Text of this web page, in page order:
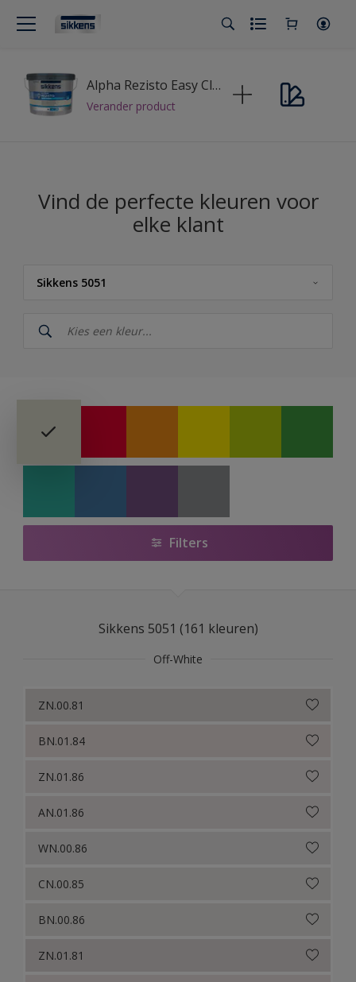
Alpha Rezisto Easy Clean
Verander product
Vind de perfecte kleuren voor
elke klant
Sikkens 5051
Sikkens
Sikkens Alpha 501 Exterior
Sikkens Colour Futures 2024
Sikkens Colour Futures 2023
Sikkens Colour Futures 2022
Sikkens Colour Futures 2021
Colour Futures 2020
Filters
Sikkens 5051 (161 kleuren)
Off-White
ZN.00.81
BN.01.84
ZN.01.86
AN.01.86
WN.00.86
CN.00.85
BN.00.86
ZN.01.81